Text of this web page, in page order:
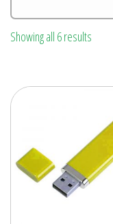
Showing all 6 results